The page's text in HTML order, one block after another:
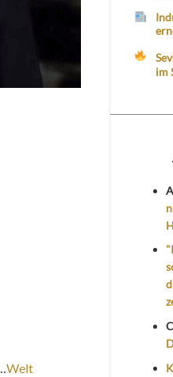
Welt
im